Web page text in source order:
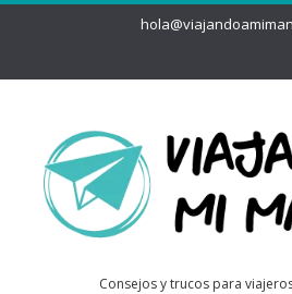
Consejos y trucos para